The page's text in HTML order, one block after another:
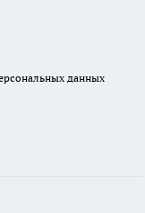
данных